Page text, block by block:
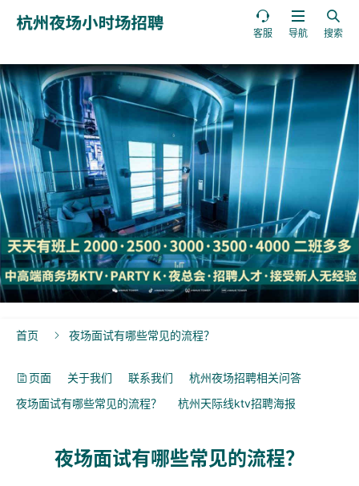

搜索

导航

客服
首页  夜场面试有哪些常见的流程？
页面 关于我们 联系我们
杭州夜场招聘相关问答
夜场面试有哪些常见的流程？
杭州天际线ktv招聘海报
夜场面试有哪些常见的流程？